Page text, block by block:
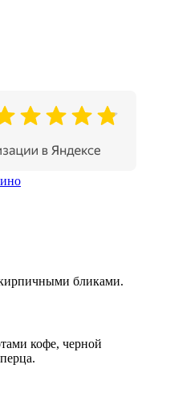
бликами.
кофе, черной